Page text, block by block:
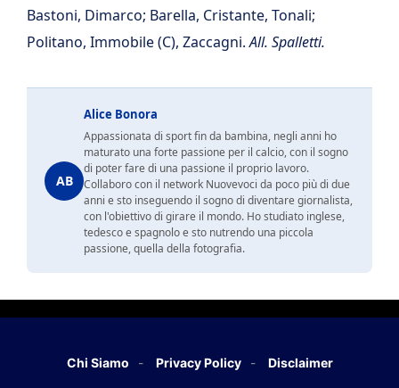
Bastoni, Dimarco; Barella, Cristante, Tonali;
Politano, Immobile (C), Zaccagni.All. Spalletti.
AB
Alice Bonora
Appassionata di sport fin da bambina, negli anni ho
maturato una forte passione per il calcio, con il sogno
di poter fare di una passione il proprio lavoro.
Collaboro con il network Nuovevoci da poco più di due
anni e sto inseguendo il sogno di diventare giornalista,
con l'obiettivo di girare il mondo. Ho studiato inglese,
tedesco e spagnolo e sto nutrendo una piccola
passione, quella della fotografia.
Chi Siamo Privacy Policy Disclaimer